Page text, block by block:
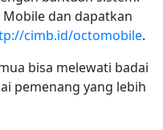
Mobile dan dapatkan
cimb.id/octomobile.
bisa melewati badai
pemenang yang lebih